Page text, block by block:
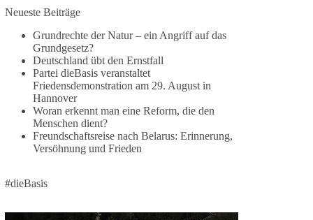
Jetzt dieBasis Sachsen-Anhalt unterstützen!
Die Landtagswahl 2026 in Sachsen-Anhalt findet
am 6. September statt. Die Inhalte stehen – jetzt
müssen sie gesehen, geteilt und diskutiert werden.
Folge unseren Kanälen:
Facebook:
https://www.facebook.com/groups/diebasissachse
nanhalt/
Instragram:
halt/
https://www.tiktok.com/@diebasis_sachsenanhalt
Neueste Beiträge
Grundrechte der Natur – ein Angriff auf das
Grundgesetz?
Deutschland übt den Ernstfall
Partei dieBasis veranstaltet
Friedensdemonstration am 29. August in
Hannover
Woran erkennt man eine Reform, die den
Menschen dient?
Freundschaftsreise nach Belarus: Erinnerung,
Versöhnung und Frieden
#dieBasis